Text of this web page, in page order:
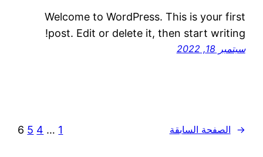
Welcome to WordPress. This is your first
post. Edit or delete it, then start writing!
سبتمبر 18, 2022
← الصفحة السابقة 1
…
4
5
6